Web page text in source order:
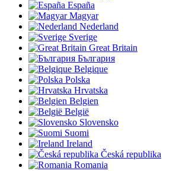
España
Magyar
Nederland
Sverige
Great Britain
България
Belgique
Polska
Hrvatska
Belgien
België
Slovensko
Suomi
Ireland
Česká republika
Romania